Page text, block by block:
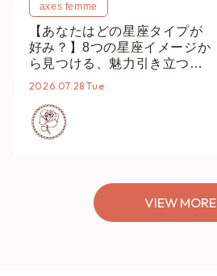
axes femme
【あなたはどの星座タイプが
好み？】8つの星座イメージか
ら見つける、魅力引き立つス
タイリング♡
2026.07.28 Tue
VIEW MORE